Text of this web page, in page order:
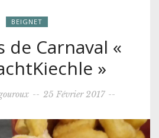
BEIGNET
de Carnaval «
»
-- 25 Février 2017 --